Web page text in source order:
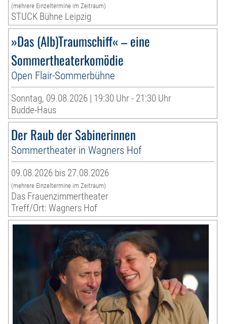
(mehrere Einzeltermine im Zeitraum)
STUCK Bühne Leipzig
»Das (Alb)Traumschiff« – eine
Sommertheaterkomödie
Open Flair-Sommerbühne
Sonntag, 09.08.2026 | 19:30 Uhr - 21:30 Uhr
Budde-Haus
Der Raub der Sabinerinnen
Sommertheater in Wagners Hof
09.08.2026 bis 27.08.2026
(mehrere Einzeltermine im Zeitraum)
Das Frauenzimmertheater
Treff/Ort: Wagners Hof